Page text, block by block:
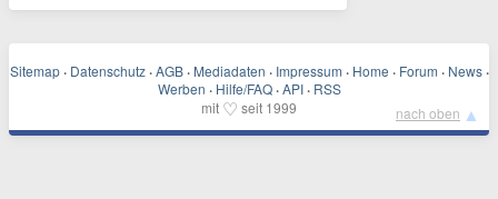
Sitemap · Datenschutz · AGB · Mediadaten · Impressum · Home · Forum · News ·
Werben · Hilfe/FAQ · API · RSS
mit ♡ seit 1999 nach oben ▲